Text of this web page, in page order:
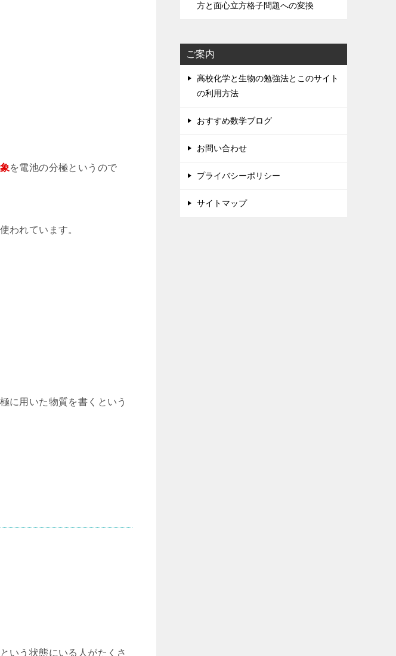
を電池の分極というので
われています。
に用いた物質を書くという
いう状態にいる人がたくさ
方と面心立方格子問題への変換
ご案内
高校化学と生物の勉強法とこのサイト
の利用方法
おすすめ数学ブログ
お問い合わせ
プライバシーポリシー
サイトマップ